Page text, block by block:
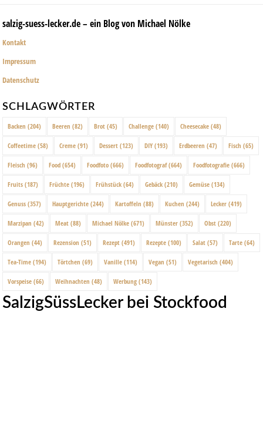
salzig-suess-lecker.de – ein Blog von Michael Nölke
Kontakt
Impressum
Datenschutz
SCHLAGWÖRTER
Backen (204) Beeren (82) Brot (45) Challenge (140) Cheesecake (48)
Coffeetime (58) Creme (91) Dessert (123) DIY (193) Erdbeeren (47) Fisch (65)
Fleisch (96) Food (654) Foodfoto (666) Foodfotograf(664) Foodfotografie (666)
Fruits (187) Früchte (196) Frühstück (64) Gebäck (210) Gemüse (134)
Genuss (357) Hauptgerichte (244) Kartoffeln (88) Kuchen (244) Lecker (419)
Marzipan (42) Meat (88) Michael Nölke (671) Münster (352) Obst (220)
Orangen (44) Rezension (51) Rezept (491) Rezepte (100) Salat (57) Tarte (64)
Tea-Time (194) Törtchen (69) Vanille (114) Vegan (51) Vegetarisch (404)
Vorspeise (66) Weihnachten (48) Werbung (143)
SalzigSüssLecker bei Stockfood